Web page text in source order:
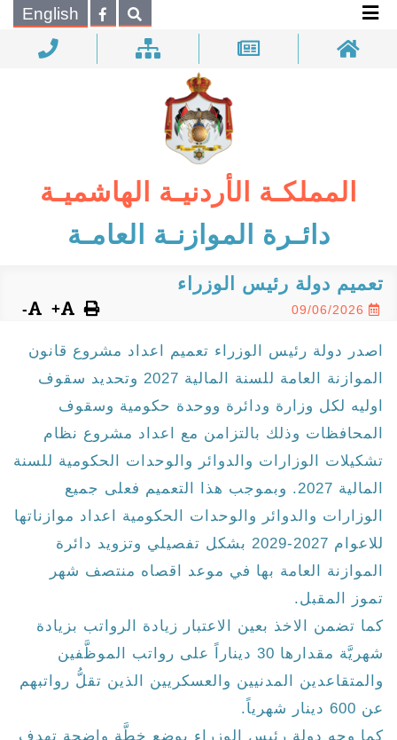
بحـث English
المملكـة الأردنيـة الهاشميـة
دائـرة الموازنـة العامـة
تعميم دولة رئيس الوزراء
09/06/2026
+
-
اصدر دولة رئيس الوزراء تعميم اعداد مشروع قانون
الموازنة العامة للسنة المالية 2027 وتحديد سقوف
اوليه لكل وزارة ودائرة ووحدة حكومية وسقوف
المحافظات وذلك بالتزامن مع اعداد مشروع نظام
تشكيلات الوزارات والدوائر والوحدات الحكومية للسنة
المالية 2027. وبموجب هذا التعميم فعلى جميع
الوزارات والدوائر والوحدات الحكومية اعداد موازناتها
للاعوام 2027-2029 بشكل تفصيلي وتزويد دائرة
الموازنة العامة بها في موعد اقصاه منتصف شهر
تموز المقبل.
كما تضمن الاخذ بعين الاعتبار زيادة الرواتب بزيادة
شهريَّة مقدارها 30 ديناراً على رواتب الموظَّفين
والمتقاعدين المدنيين والعسكريين الذين تقلُّ رواتبهم
عن 600 دينار شهرياً.
كما وجه دولة رئيس الوزراء بوضع خطَّة واضحة تهدف